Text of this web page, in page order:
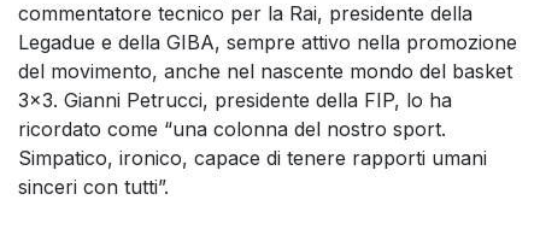
commentatore tecnico per la Rai, presidente della
Legadue e della GIBA, sempre attivo nella promozione
del movimento, anche nel nascente mondo del basket
3×3. Gianni Petrucci, presidente della FIP, lo ha
ricordato come “una colonna del nostro sport.
Simpatico, ironico, capace di tenere rapporti umani
sinceri con tutti”.